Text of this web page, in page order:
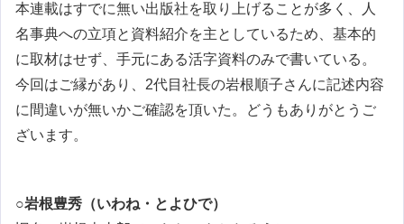
本連載はすでに無い出版社を取り上げることが多く、人
名事典への立項と資料紹介を主としているため、基本的
に取材はせず、手元にある活字資料のみで書いている。
今回はご縁があり、2代目社長の岩根順子さんに記述内容
に間違いが無いかご確認を頂いた。どうもありがとうご
ざいます。
○岩根豊秀（いわね・とよひで）